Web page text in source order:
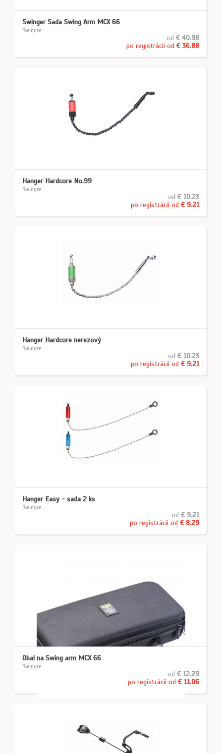
Swinger Sada Swing Arm MCX 66
Swingre
od € 40.98
po registrácii od € 36.88
Hanger Hardcore No.99
Swingre
od € 10.23
po registrácii od € 9.21
Hanger Hardcore nerezový
Swingre
od € 10.23
po registrácii od € 9.21
Hanger Easy - sada 2 ks
Swingre
od € 9.21
po registrácii od € 8.29
Obal na Swing arm MCX 66
Swingre
od € 12.29
po registrácii od € 11.06